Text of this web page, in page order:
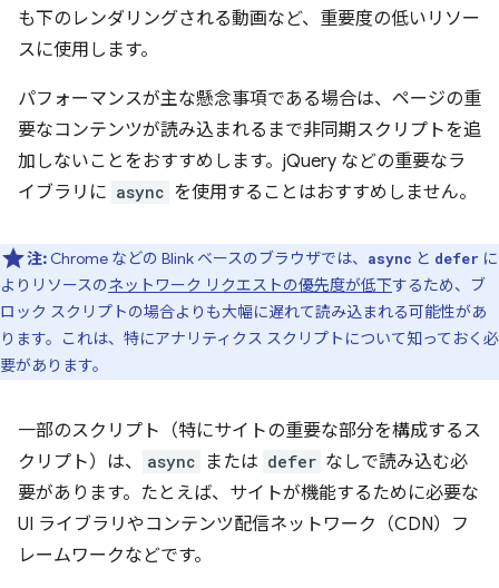
も下のレンダリングされる動画など、重要度の低いリソー
スに使用します。
パフォーマンスが主な懸念事項である場合は、ページの重
要なコンテンツが読み込まれるまで非同期スクリプトを追
加しないことをおすすめします。jQuery などの重要なラ
イブラリに async を使用することはおすすめしません。
注: Chrome などの Blink ベースのブラウザでは、 async と defer に
よりリソースのネットワーク リクエストの優先度が低下するため、ブ
ロック スクリプトの場合よりも大幅に遅れて読み込まれる可能性があ
ります。これは、特にアナリティクス スクリプトについて知っておく必
要があります。
一部のスクリプト（特にサイトの重要な部分を構成するス
クリプト）は、
async または defer なしで読み込む必
要があります。たとえば、サイトが機能するために必要な
UI ライブラリやコンテンツ配信ネットワーク（CDN）フ
レームワークなどです。